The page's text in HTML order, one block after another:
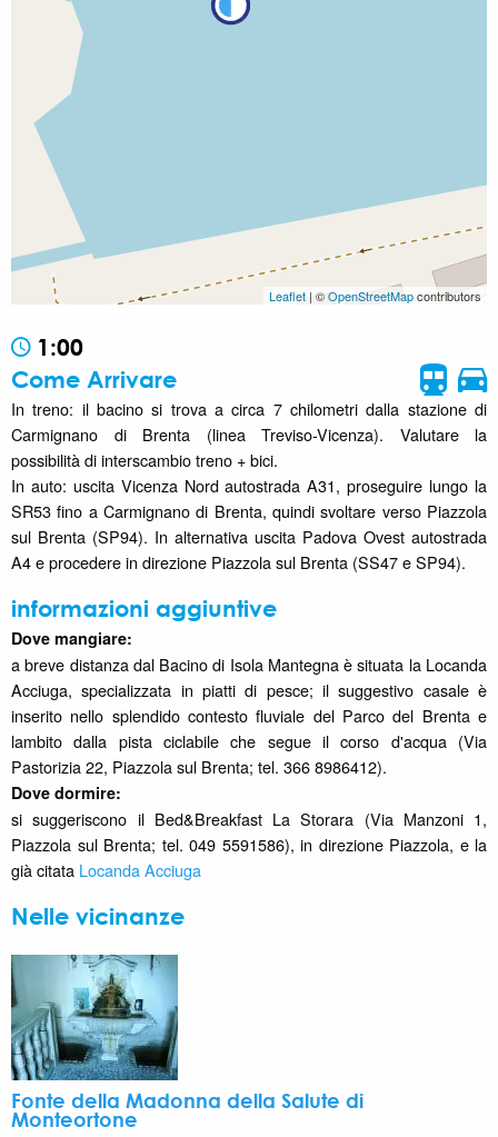
Leaflet | ©OpenStreetMapcontributors
1:00
Come Arrivare
In treno: il bacino si trova a circa 7 chilometri dalla stazione di
Carmignano di Brenta (linea Treviso-Vicenza). Valutare la
possibilità di interscambio treno + bici.
In auto: uscita Vicenza Nord autostrada A31, proseguire lungo la
SR53 fino a Carmignano di Brenta, quindi svoltare verso Piazzola
sul Brenta (SP94). In alternativa uscita Padova Ovest autostrada
A4 e procedere in direzione Piazzola sul Brenta (SS47 e SP94).
informazioni aggiuntive
Dove mangiare:
a breve distanza dal Bacino di Isola Mantegna è situata la Locanda
Acciuga, specializzata in piatti di pesce; il suggestivo casale è
inserito nello splendido contesto fluviale del Parco del Brenta e
lambito dalla pista ciclabile che segue il corso d'acqua (Via
Pastorizia 22, Piazzola sul Brenta; tel. 366 8986412).
Dove dormire:
si suggeriscono il Bed&Breakfast La Storara (Via Manzoni 1,
Piazzola sul Brenta; tel. 049 5591586), in direzione Piazzola, e la
già citata Locanda Acciuga
Nelle vicinanze
Fonte della Madonna della Salute di
Monteortone